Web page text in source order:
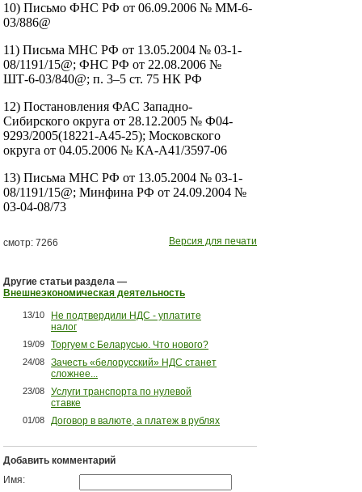
10) Письмо ФНС РФ от 06.09.2006 № ММ-6-
03/886@
11) Письма МНС РФ от 13.05.2004 № 03-1-
08/1191/15@; ФНС РФ от 22.08.2006 №
ШТ-6-03/840@; п. 3–5 ст. 75 НК РФ
12) Постановления ФАС Западно-
Сибирского округа от 28.12.2005 № Ф04-
9293/2005(18221-А45-25); Московского
округа от 04.05.2006 № КА-А41/3597-06
13) Письма МНС РФ от 13.05.2004 № 03-1-
08/1191/15@; Минфина РФ от 24.09.2004 №
03-04-08/73
смотр: 7266 Версия для печати
Другие статьи раздела —
Внешнеэкономическая деятельность
13/10
Не подтвердили НДС - уплатите
налог
19/09 Торгуем с Беларусью. Что нового?
24/08
Зачесть «белорусский» НДС станет
сложнее...
23/08
Услуги транспорта по нулевой
ставке
01/08 Договор в валюте, а платеж в рублях
Добавить комментарий
Имя: